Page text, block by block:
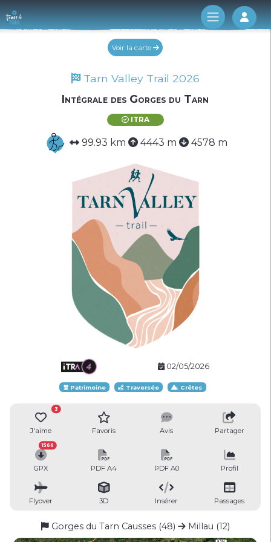
Log
Voir la carte
Tarn Valley Trail 2026
Intégrale des Gorges du Tarn
ITRA
99.93 km 4443 m 4578 m
02/05/2026
Patrimoine Traversée Crêtes
J'aime
3
Favoris Avis Partager
GPX
1566
PDF A4 PDF A0 Profil
Flyover 3D Insérer Passages
Gorges du Tarn Causses (48) Millau (12)